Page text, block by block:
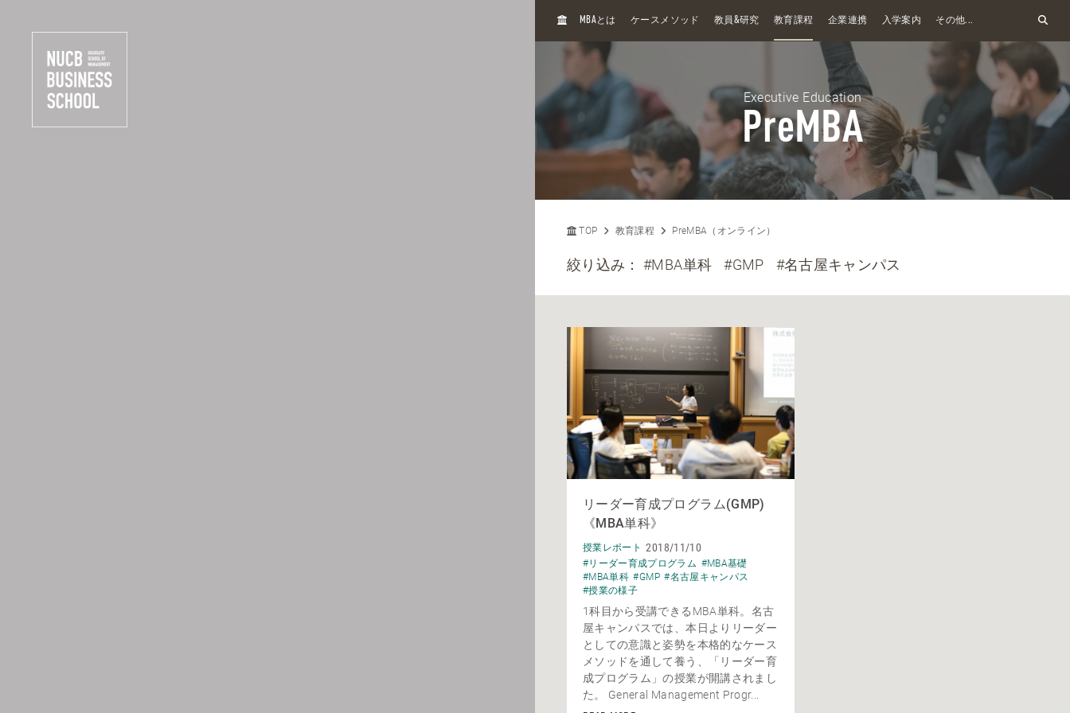
H
MBAとは ケースメソッド 教員&研究 教育課程 企業連携 入学案内 その他...
Executive Education
PreMBA
TOP 教育課程 PreMBA（オンライン）
絞り込み：#MBA単科 #GMP #名古屋キャンパス
リーダー育成プログラム(GMP)
《MBA単科》
授業レポート 2018/11/10
#リーダー育成プログラム #MBA基礎
#MBA単科 #GMP #名古屋キャンパス
#授業の様子
1科目から受講できるMBA単科。名古
屋キャンパスでは、本日よりリーダー
としての意識と姿勢を本格的なケース
メソッドを通して養う、「リーダー育
成プログラム」の授業が開講されまし
た。 General Management Progr...